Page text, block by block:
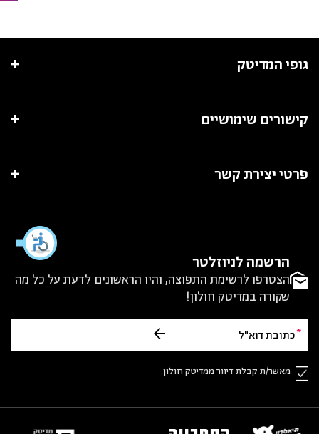
גופי המדיטק
קישורים שימושיים
פרטי יצירת קשר
הרשמה לניוזלטר
הצטרפו לרשימת התפוצה, והיו הראשונים לדעת על כל מה
שקורה במדיטק חולון!
מאשר/ת קבלת דיוור ממדיטק חולון